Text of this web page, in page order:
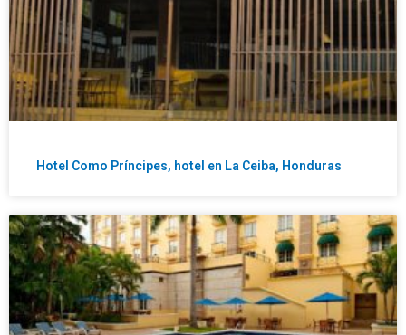
Hotel Como Príncipes, hotel en La Ceiba, Honduras